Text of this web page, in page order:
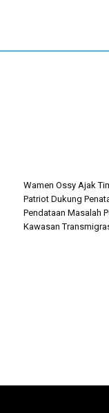
Wamen Ossy Ajak
Patriot Dukung
Pendataan Masalah
Kawasan